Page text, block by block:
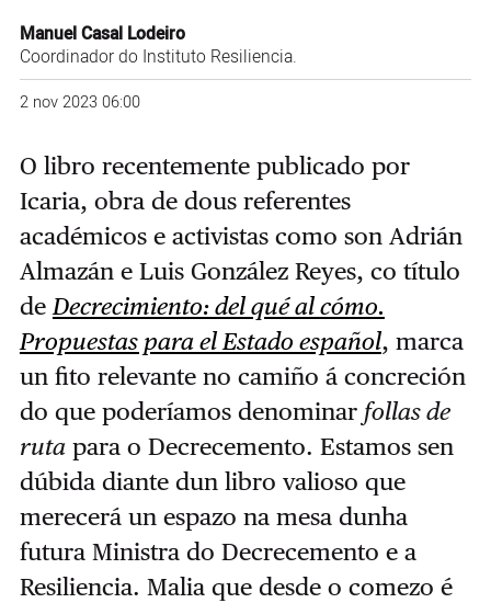
Manuel Casal Lodeiro
Coordinador do Instituto Resiliencia.
2 nov 2023 06:00
O libro recentemente publicado por
Icaria, obra de dous referentes
académicos e activistas como son Adrián
Almazán e Luis González Reyes, co título
deDecrecimiento: del qué al cómo.
Propuestas para el Estado español, marca
un fito relevante no camiño á concreción
do que poderíamos denominar follas de
rutapara o Decrecemento. Estamos sen
dúbida diante dun libro valioso que
merecerá un espazo na mesa dunha
futura Ministra do Decrecemento e a
Resiliencia. Malia que desde o comezo é